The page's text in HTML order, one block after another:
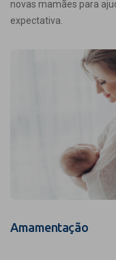
novas mamães para
expectativa.
Amamentação